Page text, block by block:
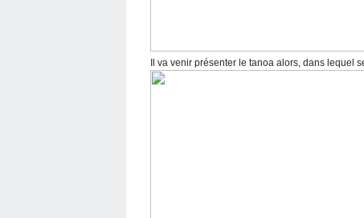
Il va venir présenter le tanoa alors, dans lequel